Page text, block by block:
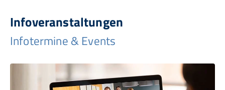
Infoveranstaltungen
Infotermine & Events